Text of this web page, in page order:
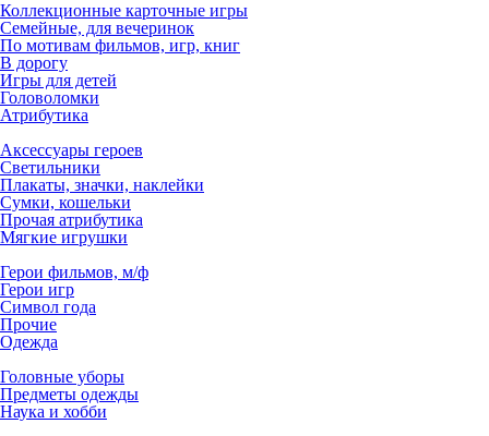
Коллекционные карточные игры
Семейные, для вечеринок
По мотивам фильмов, игр, книг
В дорогу
Игры для детей
Головоломки
Атрибутика
Аксессуары героев
Светильники
Плакаты, значки, наклейки
Сумки, кошельки
Прочая атрибутика
Мягкие игрушки
Герои фильмов, м/ф
Герои игр
Символ года
Прочие
Одежда
Головные уборы
Предметы одежды
Наука и хобби